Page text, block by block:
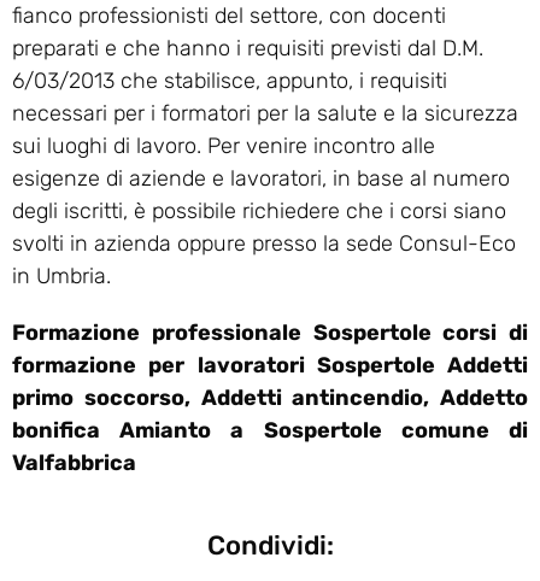
fianco professionisti del settore, con docenti
preparati e che hanno i requisiti previsti dal D.M.
6/03/2013 che stabilisce, appunto, i requisiti
necessari per i formatori per la salute e la sicurezza
sui luoghi di lavoro. Per venire incontro alle
esigenze di aziende e lavoratori, in base al numero
degli iscritti, è possibile richiedere che i corsi siano
svolti in azienda oppure presso la sede Consul-Eco
in Umbria.
Formazione professionale Sospertole corsi di
formazione per lavoratori Sospertole Addetti
primo soccorso, Addetti antincendio, Addetto
bonifica Amianto a Sospertole comune di
Valfabbrica
Condividi: